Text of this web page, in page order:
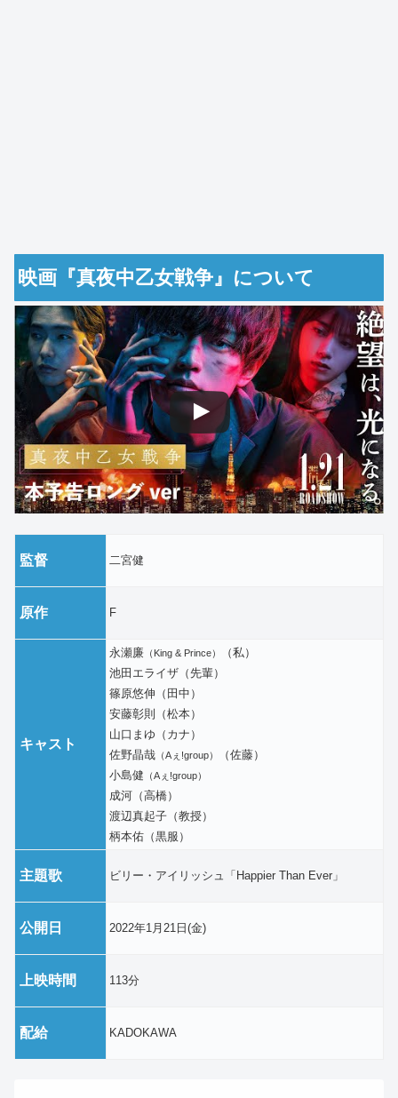
映画『真夜中乙女戦争』について
監督 二宮健
原作 F
キャスト
永瀬廉 （King & Prince）
（私）
池田エライザ（先輩）
篠原悠伸（田中）
安藤彰則（松本）
山口まゆ（カナ）
佐野晶哉 （Aぇ!group）
（佐藤）
小島健 （Aぇ!group）
成河（高橋）
渡辺真起子（教授）
柄本佑（黒服）
主題歌 ビリー・アイリッシュ「Happier Than Ever」
公開日 2022年1月21日(金)
上映時間 113分
配給 KADOKAWA